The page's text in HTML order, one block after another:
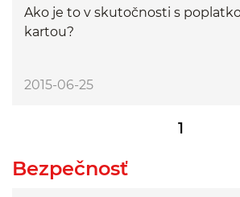
Ako je to v skutočnosti s
kartou?
2015-06-25
1
Bezpečnosť